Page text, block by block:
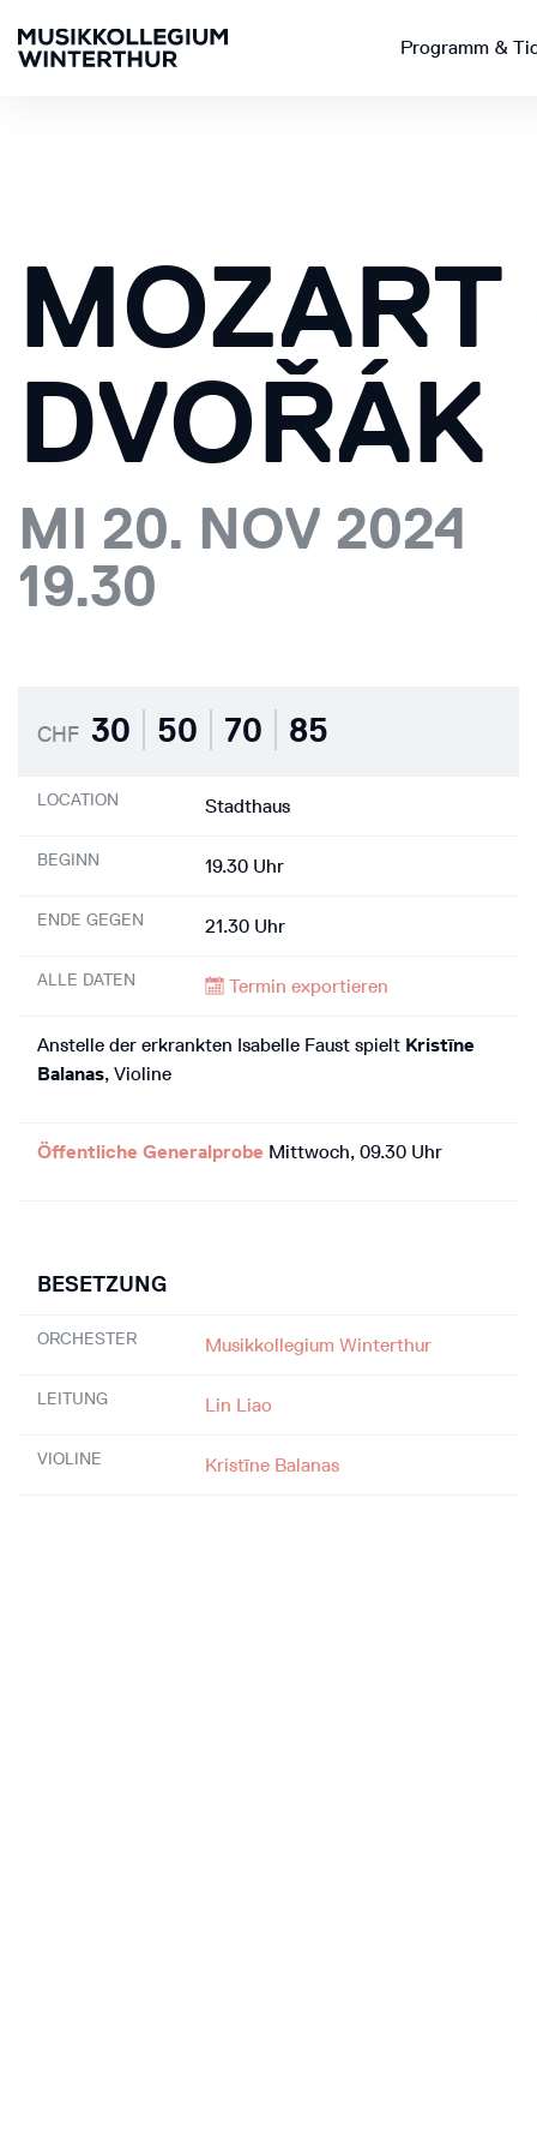
Programm &
DVOŘÁK
MI 20. NOV 2024
19.30
CHF 30 50 70 85
LOCATION Stadthaus
BEGINN 19.30 Uhr
ENDE GEGEN 21.30 Uhr
ALLE DATEN Termin exportieren
Anstelle der erkrankten Isabelle Faust spielt Kristīne
Balanas, Violine
Öffentliche Generalprobe Mittwoch, 09.30 Uhr
BESETZUNG
ORCHESTER Musikkollegium Winterthur
LEITUNG Lin Liao
VIOLINE Kristīne Balanas